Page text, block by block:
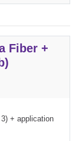
Fiber +
+ application